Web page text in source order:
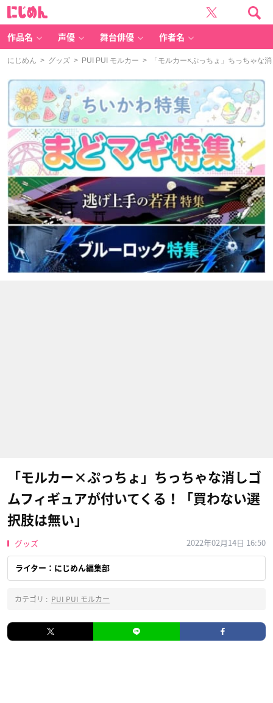
作品名 声優 舞台俳優 作者名
にじめん > グッズ > PUI PUI モルカー > 「モルカー×ぷっちょ」ちっちゃな
「モルカー×ぷっちょ」ちっちゃな消しゴ
ムフィギュアが付いてくる！「買わない選
択肢は無い」
グッズ 2022年02月14日 16:50
ライター：にじめん編集部
カテゴリ : PUI PUI モルカー